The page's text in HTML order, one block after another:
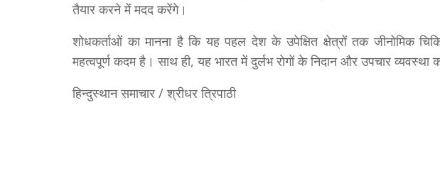
तैयार करने में मदद करेंगे।
शोधकर्ताओं का मानना है कि यह पहल देश के उपेक्षित क्षेत्रों तक जीनोमिक
महत्वपूर्ण कदम है। साथ ही, यह भारत में दुर्लभ रोगों के निदान और उपचार व्यवस्था
हिन्दुस्थान समाचार / श्रीधर त्रिपाठी